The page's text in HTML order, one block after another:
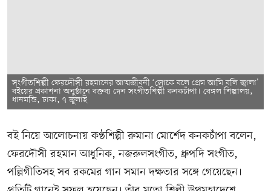
সংগীতশিল্পী ফেরদৌসী রহমানের আত্মজীবনী ‘লোকে বলে প্রেম আমি বলি জ্বালা’
বইয়ের প্রকাশনা অনুষ্ঠানে বক্তব্য দেন সংগীতশিল্পী কনকচাঁপা। বেঙ্গল শিল্পালয়,
ধানমন্ডি, ঢাকা, ৭ জুলাই
বই নিয়ে আলোচনায় কণ্ঠশিল্পী রুমানা মোর্শেদ কনকচাঁপা বলেন,
ফেরদৌসী রহমান আধুনিক, নজরুলসংগীত, ধ্রুপদি সংগীত,
পল্লিগীতিসহ সব রকমের গান সমান দক্ষতার সঙ্গে গেয়েছেন।